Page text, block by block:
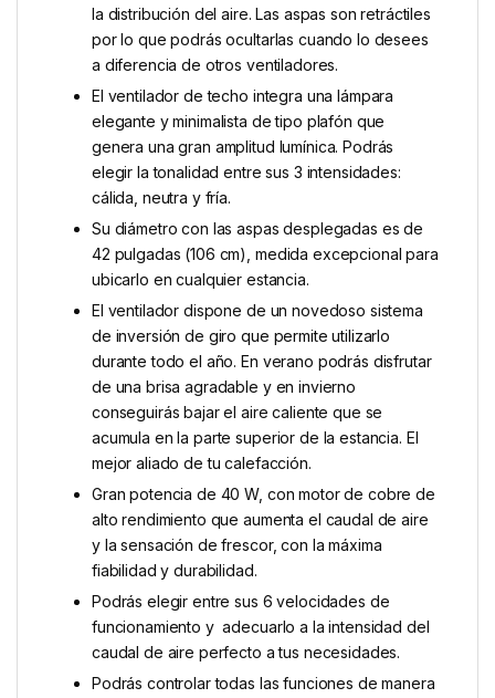
la distribución del aire. Las aspas son retráctiles
por lo que podrás ocultarlas cuando lo desees
a diferencia de otros ventiladores.
El ventilador de techo integra una lámpara
elegante y minimalista de tipo plafón que
genera una gran amplitud lumínica. Podrás
elegir la tonalidad entre sus 3 intensidades:
cálida, neutra y fría.
Su diámetro con las aspas desplegadas es de
42 pulgadas (106 cm), medida excepcional para
ubicarlo en cualquier estancia.
El ventilador dispone de un novedoso sistema
de inversión de giro que permite utilizarlo
durante todo el año. En verano podrás disfrutar
de una brisa agradable y en invierno
conseguirás bajar el aire caliente que se
acumula en la parte superior de la estancia. El
mejor aliado de tu calefacción.
Gran potencia de 40 W, con motor de cobre de
alto rendimiento que aumenta el caudal de aire
y la sensación de frescor, con la máxima
fiabilidad y durabilidad.
Podrás elegir entre sus 6 velocidades de
funcionamiento y adecuarlo a la intensidad del
caudal de aire perfecto a tus necesidades.
Podrás controlar todas las funciones de manera